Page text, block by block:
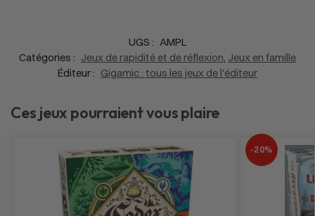
UGS : AMPL
Catégories : Jeux de rapidité et de réflexion Jeux en famille
Éditeur : Gigamic : tous les jeux de l'éditeur
Ces jeux pourraient vous plaire
-20%